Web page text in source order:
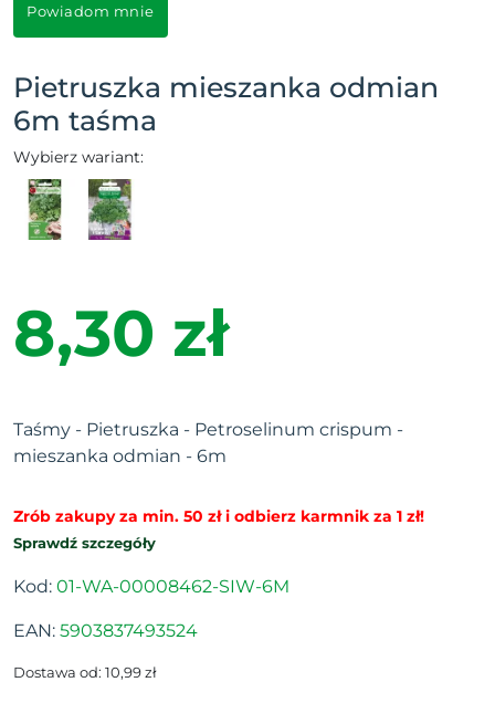
Powiadom mnie
Pietruszka mieszanka odmian
6m taśma
Wybierz wariant:
8,30 zł
Taśmy - Pietruszka - Petroselinum crispum -
mieszanka odmian - 6m
Zrób zakupy za min. 50 zł i odbierz karmnik za 1 zł!
Sprawdź szczegóły
Kod: 01-WA-00008462-SIW-6M
EAN: 5903837493524
Dostawa od: 10,99 zł